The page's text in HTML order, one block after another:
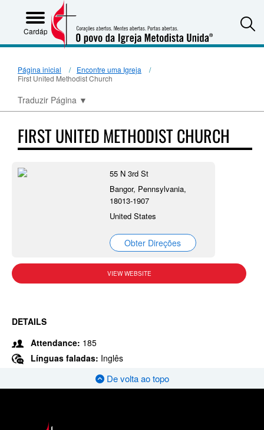
Cardápio
Página inicial
Encontre uma Igreja
First United Methodist Church
Traduzir Página ▼
FIRST UNITED METHODIST CHURCH
55 N 3rd St
Bangor, Pennsylvania,
18013-1907
United States
Obter Direções
VIEW WEBSITE
DETAILS
Attendance: 185
Línguas faladas: Inglês
De volta ao topo